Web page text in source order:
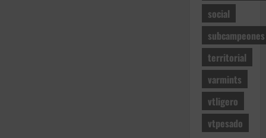
social
subcampeones
territorial
varmints
vtligero
vtpesado